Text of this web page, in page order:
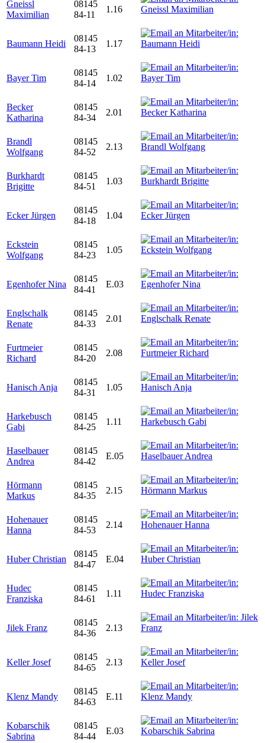
Gneissl
Maximilian
08145
84-11
1.16
Baumann Heidi
08145
84-13
1.17
Bayer Tim
08145
84-14
1.02
Becker
Katharina
08145
84-34
2.01
Brandl
Wolfgang
08145
84-52
2.13
Burkhardt
Brigitte
08145
84-51
1.03
Ecker Jürgen
08145
84-18
1.04
Eckstein
Wolfgang
08145
84-23
1.05
Egenhofer Nina
08145
84-41
E.03
Englschalk
Renate
08145
84-33
2.01
Furtmeier
Richard
08145
84-20
2.08
Hanisch Anja
08145
84-31
1.05
Harkebusch
Gabi
08145
84-25
1.11
Haselbauer
Andrea
08145
84-42
E.05
Hörmann
Markus
08145
84-35
2.15
Hohenauer
Hanna
08145
84-53
2.14
Huber Christian
08145
84-47
E.04
Hudec
Franziska
08145
84-61
1.11
Jilek Franz
08145
84-36
2.13
Keller Josef
08145
84-65
2.13
Klenz Mandy
08145
84-63
E.11
Kobarschik
Sabrina
08145
84-44
E.03